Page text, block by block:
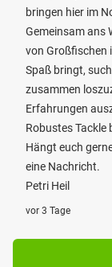
bringen hier im
Gemeinsam ans
von Großfischen
Spaß bringt,
zusammen
Erfahrungen
Robustes Tackle
Hängt euch
eine Nachricht.
Petri Heil
vor 3 Tage